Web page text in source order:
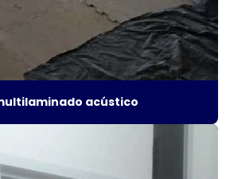
janelas e portas
janelas valor
maxim ar
sob medida
sob medida preço
acústico